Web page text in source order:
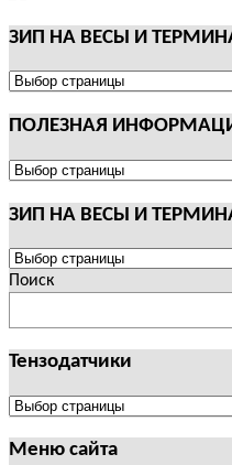
ЗИП НА ВЕСЫ И
ЗИП
ВЕСЫ
ТЕРМИНАЛЫ
ПОЛЕЗНАЯ
ПОЛЕЗНАЯ
ЗИП НА ВЕСЫ И
ЗИП
НА
И
ТЕРМИНАЛЫ
МАССА-
Поиск
Тензодатчики
Тензодатчики
Меню сайта